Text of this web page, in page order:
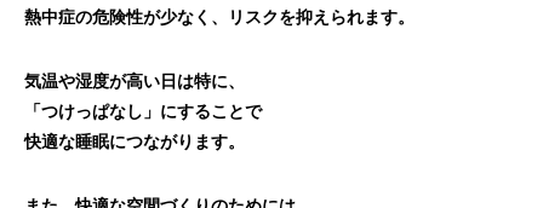
熱中症の危険性が少なく、リスクを抑えられます。
気温や湿度が高い日は特に、
「つけっぱなし」にすることで
快適な睡眠につながります。